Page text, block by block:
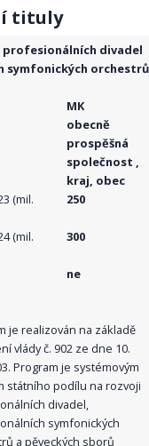
tituly
divadel
symfonických orchestrů
MK
obecně
prospěšná
společnost ,
kraj, obec
(mil.
250
(mil.
300
ne
je realizován na základě
vlády č. 902 ze dne 10.
Program je systémovým
státního podílu na rozvoji
divadel,
symfonických
a pěveckých sborů